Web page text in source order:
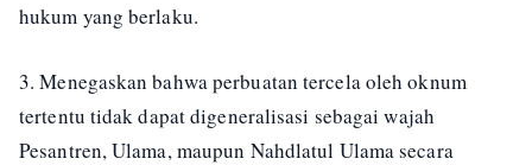
hukum yang berlaku.
3. Menegaskan bahwa perbuatan tercela oleh oknum
tertentu tidak dapat digeneralisasi sebagai wajah
Pesantren, Ulama, maupun Nahdlatul Ulama secara